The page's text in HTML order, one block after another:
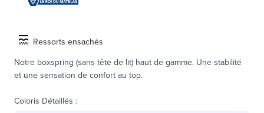
Ressorts ensachés
Notre boxspring (sans tête de lit) haut de gamme. Une stabilité
et une sensation de confort au top.
Coloris Détaillés :